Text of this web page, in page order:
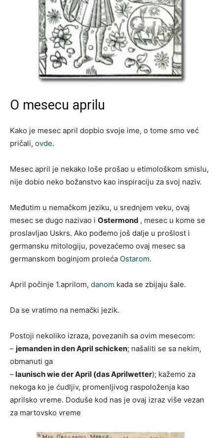
O mesecu aprilu
Kako je mesec april dopbio svoje ime, o tome smo već
pričali, ovde.
Mesec april je nekako loše prošao u etimološkom smislu,
nije dobio neko božanstvo kao inspiraciju za svoj naziv.
Međutim u nemačkom jeziku, u srednjem veku, ovaj
mesec se dugo nazivao i Ostermond , mesec u kome se
proslavljao Uskrs. Ako pođemo još dalje u prošlost i
germansku mitologiju, povezaćemo ovaj mesec sa
germanskom boginjom proleća Ostarom.
April počinje 1.aprilom, danom kada se zbijaju šale.
Da se vratimo na nemački jezik.
Postoji nekoliko izraza, povezanih sa ovim mesecom:
– jemanden in den April schicken; našaliti se sa nekim,
obmanuti ga
–launisch wie der April (das Aprilwetter); kažemo za
nekoga ko je ćudljiv, promenljivog raspoloženja kao
aprilsko vreme. Doduše kod nas je ovaj izraz više vezan
za martovsko vreme